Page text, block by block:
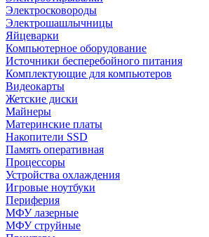
Электросковороды
Электрошашлычницы
Яйцеварки
Компьютерное оборудование
Источники бесперебойного питания
Комплектующие для компьютеров
Видеокарты
Жетские диски
Майнеры
Материнские платы
Накопители SSD
Память оперативная
Процессоры
Устройства охлаждения
Игровые ноутбуки
Периферия
МФУ лазерные
МФУ струйные